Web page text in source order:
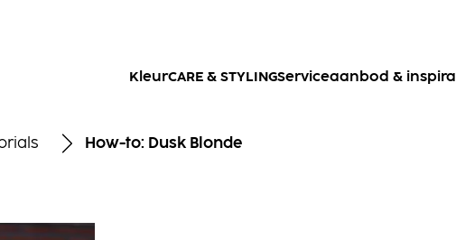
KleurCARE & STYLINGServiceaanbod &
How-to: Dusk Blonde